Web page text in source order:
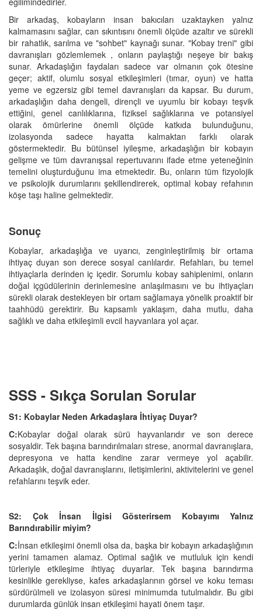
Bir arkadaş, kobayların insan bakıcıları uzaktayken yalnız
kalmamasını sağlar, can sıkıntısını önemli ölçüde azaltır ve sürekli
bir rahatlık, sarılma ve "sohbet" kaynağı sunar. "Kobay treni" gibi
davranışları gözlemlemek , onların paylaştığı neşeye bir bakış
sunar. Arkadaşlığın faydaları sadece var olmanın çok ötesine
geçer; aktif, olumlu sosyal etkileşimleri (tımar, oyun) ve hatta
yeme ve egzersiz gibi temel davranışları da kapsar. Bu durum,
arkadaşlığın daha dengeli, dirençli ve uyumlu bir kobayı teşvik
ettiğini, genel canlılıklarına, fiziksel sağlıklarına ve potansiyel
olarak ömürlerine önemli ölçüde katkıda bulunduğunu,
izolasyonda sadece hayatta kalmaktan farklı olarak
göstermektedir. Bu bütünsel iyileşme, arkadaşlığın bir kobayın
gelişme ve tüm davranışsal repertuvarını ifade etme yeteneğinin
temelini oluşturduğunu ima etmektedir. Bu, onların tüm fizyolojik
ve psikolojik durumlarını şekillendirerek, optimal kobay refahının
köşe taşı haline gelmektedir.
Sonuç
Kobaylar, arkadaşlığa ve uyarıcı, zenginleştirilmiş bir ortama
ihtiyaç duyan son derece sosyal canlılardır. Refahları, bu temel
ihtiyaçlarla derinden iç içedir. Sorumlu kobay sahiplenimi, onların
doğal içgüdülerinin derinlemesine anlaşılmasını ve bu ihtiyaçları
sürekli olarak destekleyen bir ortam sağlamaya yönelik proaktif bir
taahhüdü gerektirir. Bu kapsamlı yaklaşım, daha mutlu, daha
sağlıklı ve daha etkileşimli evcil hayvanlara yol açar.
SSS - Sıkça Sorulan Sorular
S1: Kobaylar Neden Arkadaşlara İhtiyaç Duyar?
C:Kobaylar doğal olarak sürü hayvanlarıdır ve son derece
sosyaldir. Tek başına barındırılmaları strese, anormal davranışlara,
depresyona ve hatta kendine zarar vermeye yol açabilir.
Arkadaşlık, doğal davranışlarını, iletişimlerini, aktivitelerini ve genel
refahlarını teşvik eder.
S2: Çok İnsan İlgisi Gösterirsem Kobayımı Yalnız
Barındırabilir miyim?
C:İnsan etkileşimi önemli olsa da, başka bir kobayın arkadaşlığının
yerini tamamen alamaz. Optimal sağlık ve mutluluk için kendi
türleriyle etkileşime ihtiyaç duyarlar. Tek başına barındırma
kesinlikle gerekliyse, kafes arkadaşlarının görsel ve koku teması
sürdürülmeli ve izolasyon süresi minimumda tutulmalıdır. Bu gibi
durumlarda günlük insan etkileşimi hayati önem taşır.